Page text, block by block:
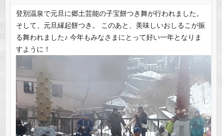
登別温泉で元旦に郷土芸能の子宝餅つき舞が行われました。
そして、元旦縁起餅つき。 このあと、美味しいおしるこが振
る舞われました♪ 今年もみなさまにとって好い一年となりま
すように！